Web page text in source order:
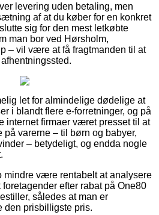
levering uden betaling, men
af at du køber for en konkret
sig for den mest letkøbte
man bor ved Hørsholm,
– vil være at få fragtmanden til at
let for almindelige dødelige at
i blandt flere e-forretninger, og på
internet firmaer været presset til at
varerne – til børn og babyer,
– betydeligt, og endda nogle
mindre være rentabelt at analysere
efter rabat på One80
således at man er
den prisbilligste pris.